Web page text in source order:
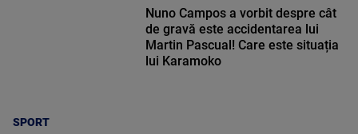
SPORT
Nuno Campos a vorbit despre cât
de gravă este accidentarea lui
Martin Pascual! Care este situația
lui Karamoko